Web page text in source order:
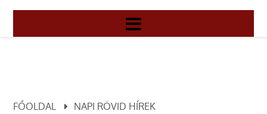
FŐOLDAL
NAPI RÖVID HÍREK